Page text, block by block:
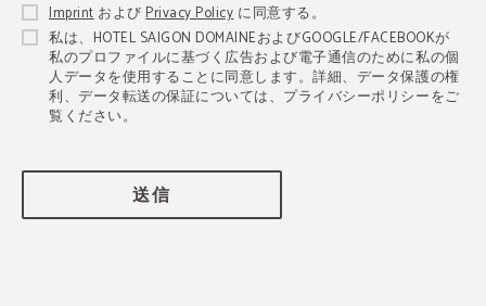
ImprintおよびPrivacy Policyに同意する。
私は、HOTEL SAIGON DOMAINEおよびGOOGLE/FACEBOOKが
私のプロファイルに基づく広告および電子通信のために私の個
人データを使用することに同意します。詳細、データ保護の権
利、データ転送の保証については、プライバシーポリシーをご
覧ください。
送信